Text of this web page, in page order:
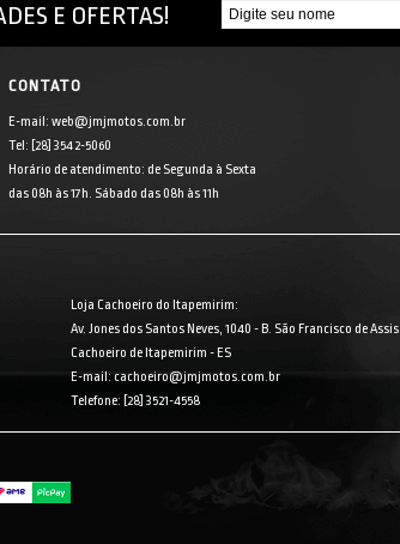
E OFERTAS!
CONTATO
E-mail: web@jmjmotos.com.br
Tel: [28] 3542-5060
Horário de atendimento: de Segunda à Sexta
das 08h às 17h. Sábado das 08h às 11h
Loja Cachoeiro do Itapemirim:
Av. Jones dos Santos Neves, 1040 - B. São Francisco de Assis
Cachoeiro de Itapemirim - ES
E-mail: cachoeiro@jmjmotos.com.br
Telefone: [28] 3521-4558